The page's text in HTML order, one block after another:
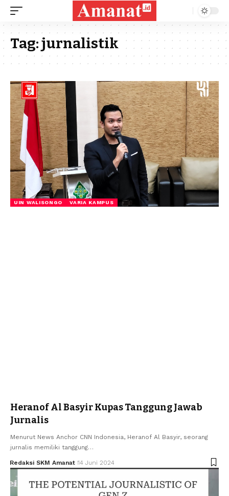
Tag:jurnalistik
UIN WALISONGO VARIA KAMPUS
Heranof Al Basyir Kupas Tanggung Jawab
Jurnalis
Menurut News Anchor CNN Indonesia, Heranof Al Basyir, seorang
jurnalis memiliki tanggung…
Redaksi SKM Amanat 14 Juni 2024